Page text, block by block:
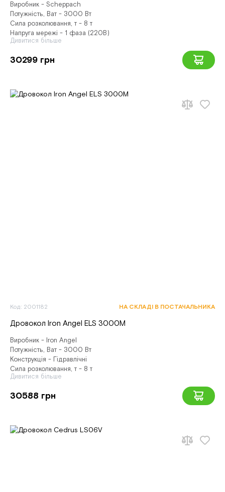
Виробник - Scheppach
Потужність, Ват - 3000 Вт
Сила розколювання, т - 8 т
Напруга мережі - 1 фаза (220В)
Дивитися більше
30299 грн
Код: 2001182 НА СКЛАДІ В ПОСТАЧАЛЬНИКА
Дровокол Iron Angel ELS 3000M
Виробник - Iron Angel
Потужність, Ват - 3000 Вт
Конструкція - Гідравлічні
Сила розколювання, т - 8 т
Дивитися більше
30588 грн